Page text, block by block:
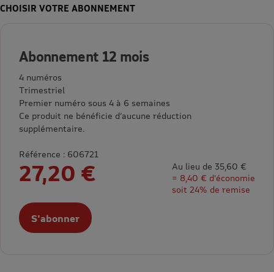
CHOISIR VOTRE ABONNEMENT
Abonnement 12 mois
4 numéros
Trimestriel
Premier numéro sous 4 à 6 semaines
Ce produit ne bénéficie d’aucune réduction
supplémentaire.
Référence : 606721
27,20 €
Au lieu de 35,60 €
= 8,40 € d’économie
soit 24% de remise
S'abonner